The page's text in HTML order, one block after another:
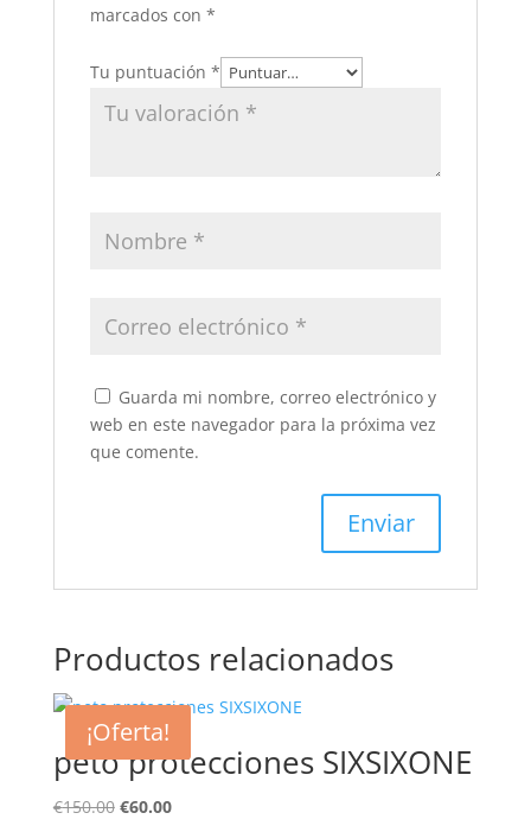
marcados con *
Tu puntuación *
Guarda mi nombre, correo electrónico y
web en este navegador para la próxima vez
que comente.
Productos relacionados
¡Oferta!
peto protecciones SIXSIXONE
€150.00 El
€60.00El